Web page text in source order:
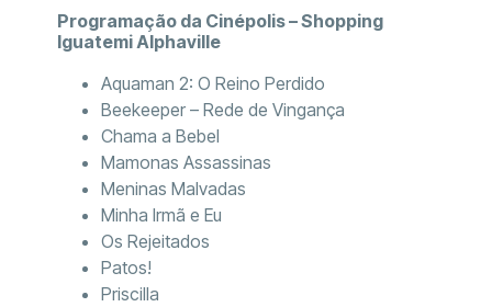
Programação da Cinépolis – Shopping
Iguatemi Alphaville
Aquaman 2: O Reino Perdido
Beekeeper – Rede de Vingança
Chama a Bebel
Mamonas Assassinas
Meninas Malvadas
Minha Irmã e Eu
Os Rejeitados
Patos!
Priscilla